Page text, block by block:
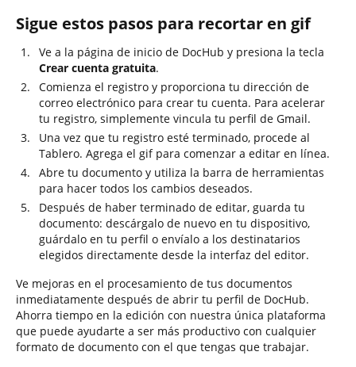
Sigue estos pasos para recortar en gif
Ve a la página de inicio de DocHub y presiona la tecla
Crear cuenta gratuita.
Comienza el registro y proporciona tu dirección de
correo electrónico para crear tu cuenta. Para acelerar
tu registro, simplemente vincula tu perfil de Gmail.
Una vez que tu registro esté terminado, procede al
Tablero. Agrega el gif para comenzar a editar en línea.
Abre tu documento y utiliza la barra de herramientas
para hacer todos los cambios deseados.
Después de haber terminado de editar, guarda tu
documento: descárgalo de nuevo en tu dispositivo,
guárdalo en tu perfil o envíalo a los destinatarios
elegidos directamente desde la interfaz del editor.
Ve mejoras en el procesamiento de tus documentos
inmediatamente después de abrir tu perfil de DocHub.
Ahorra tiempo en la edición con nuestra única plataforma
que puede ayudarte a ser más productivo con cualquier
formato de documento con el que tengas que trabajar.